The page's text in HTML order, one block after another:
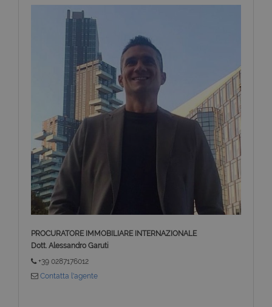
PROCURATORE IMMOBILIARE INTERNAZIONALE
Dott. Alessandro Garuti
+39 0287176012
Contatta l'agente